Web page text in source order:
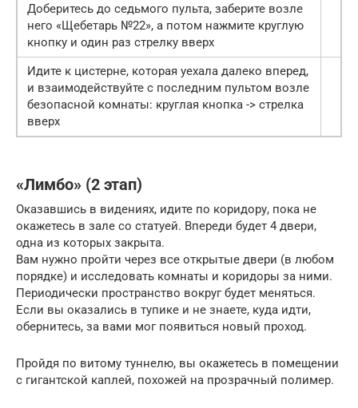
Доберитесь до седьмого пульта, заберите возле
него «Щебетарь №22», а потом нажмите круглую
кнопку и один раз стрелку вверх
Идите к цистерне, которая уехала далеко вперед,
и взаимодействуйте с последним пультом возле
безопасной комнаты: круглая кнопка -> стрелка
вверх
«Лимбо» (2 этап)
Оказавшись в видениях, идите по коридору, пока не
окажетесь в зале со статуей. Впереди будет 4 двери,
одна из которых закрыта.
Вам нужно пройти через все открытые двери (в любом
порядке) и исследовать комнаты и коридоры за ними.
Периодически пространство вокруг будет меняться.
Если вы оказались в тупике и не знаете, куда идти,
обернитесь, за вами мог появиться новый проход.
Пройдя по витому туннелю, вы окажетесь в помещении
с гигантской каплей, похожей на прозрачный полимер.